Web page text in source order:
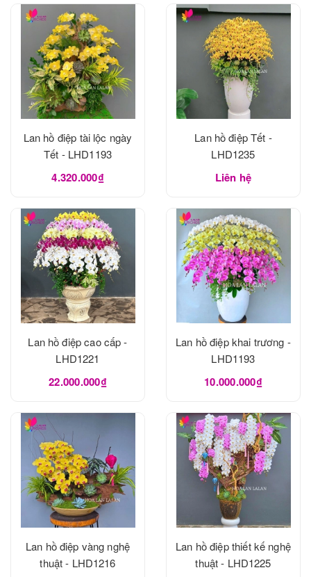
Lan hồ điệp tài lộc ngày
Tết - LHD1193
4.320.000₫
Lan hồ điệp Tết -
LHD1235
Liên hệ
Lan hồ điệp cao cấp -
LHD1221
22.000.000₫
Lan hồ điệp khai trương -
LHD1193
10.000.000₫
Lan hồ điệp vàng nghệ
thuật - LHD1216
Lan hồ điệp thiết kế nghệ
thuật - LHD1225